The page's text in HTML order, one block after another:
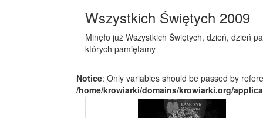
Wszystkich Świętych 2009
Minęło już Wszystkich Świętych, dzień, dzień
których pamiętamy
Notice: Only variables should be passed by
/home/krowiarki/domains/krowiarki.org/